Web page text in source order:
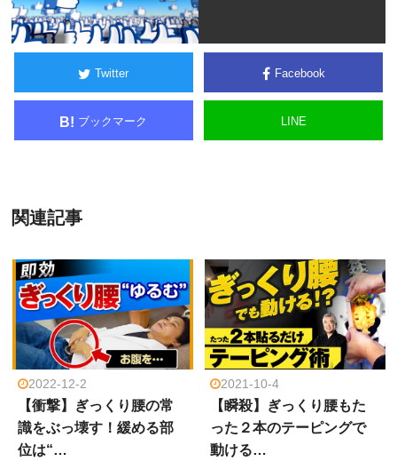
Twitter Facebook
B! ブックマーク LINE
関連記事
2022-12-2
【衝撃】ぎっくり腰の常
識をぶっ壊す！緩める部
位は“…
2021-10-4
【瞬殺】ぎっくり腰もた
った２本のテーピングで
動ける…